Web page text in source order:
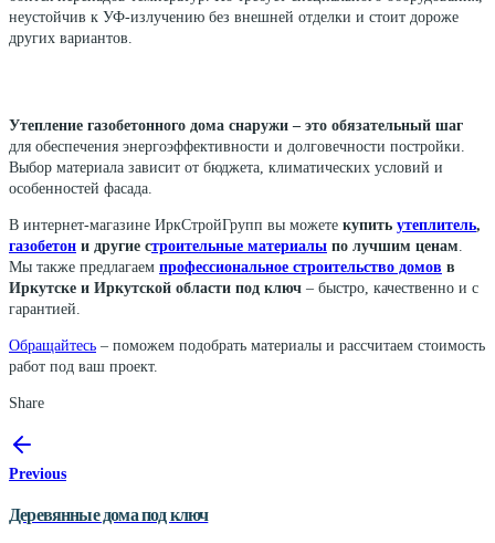
неустойчив к УФ-излучению без внешней отделки и стоит дороже
других вариантов.
Утепление газобетонного дома снаружи – это обязательный шаг
для обеспечения энергоэффективности и долговечности постройки.
Выбор материала зависит от бюджета, климатических условий и
особенностей фасада.
В интернет-магазине ИркСтройГрупп вы можете купить утеплитель,
газобетон и другие строительные материалы по лучшим ценам.
Мы также предлагаем профессиональное строительство домов в
Иркутске и Иркутской области под ключ – быстро, качественно и с
гарантией.
Обращайтесь – поможем подобрать материалы и рассчитаем стоимость
работ под ваш проект.
Share
Previous
Деревянные дома под ключ